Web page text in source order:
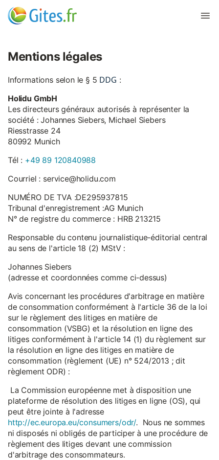
Mentions légales
Informations selon le § 5 DDG :
Holidu GmbH
Les directeurs généraux autorisés à représenter la
société : Johannes Siebers, Michael Siebers
Riesstrasse 24
80992 Munich
Tél : +49 89 120840988
Courriel : service@holidu.com
NUMÉRO DE TVA :DE295937815
Tribunal d'enregistrement :AG Munich
N° de registre du commerce : HRB 213215
Responsable du contenu journalistique-éditorial central
au sens de l'article 18 (2) MStV :
Johannes Siebers
(adresse et coordonnées comme ci-dessus)
Avis concernant les procédures d'arbitrage en matière
de consommation conformément à l'article 36 de la loi
sur le règlement des litiges en matière de
consommation (VSBG) et la résolution en ligne des
litiges conformément à l'article 14 (1) du règlement sur
la résolution en ligne des litiges en matière de
consommation (règlement (UE) n° 524/2013 ; dit
règlement ODR) :
La Commission européenne met à disposition une
plateforme de résolution des litiges en ligne (OS), qui
peut être jointe à l'adresse
http://ec.europa.eu/consumers/odr/. Nous ne sommes
ni disposés ni obligés de participer à une procédure de
règlement des litiges devant une commission
d'arbitrage des consommateurs.